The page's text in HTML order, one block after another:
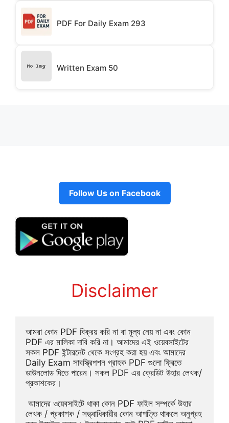
PDF For Daily Exam 293
Written Exam 50
Follow Us on Facebook
Disclaimer
আমরা কোন PDF বিক্রয় করি না বা মূল্য নেয় না এবং কোন
PDF এর মালিকা দাবি করি না। আমাদের এই ওয়েবসাইটের
সকল PDF ইন্টারনেট থেকে সংগ্রহ করা হয় এবং আমাদের
Daily Exam সাবস্ক্রিপশন গ্রাহক PDF গুলো ফ্রিতে
ডাউনলোড দিতে পারেন। সকল PDF এর ক্রেডিট উহার লেখক/
প্রকাশকের।
লেখক / প্রকাশক / সত্ত্বাধিকারীর কোন আপত্তি থাকলে অনুগ্রহ